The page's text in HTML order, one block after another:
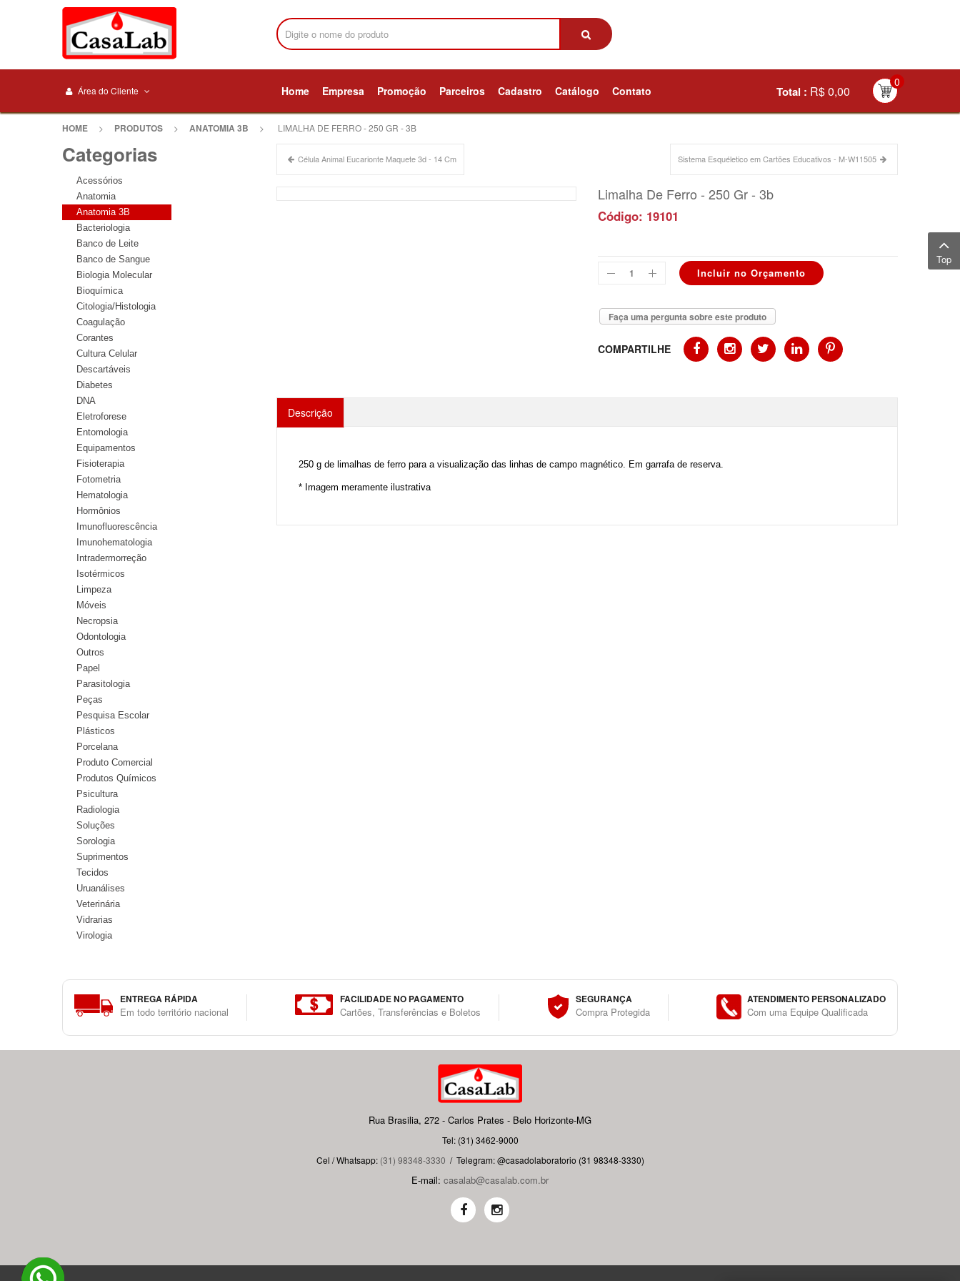
Área do Cliente Home Empresa Promoção Parceiros Cadastro Catálogo Contato
0
Total : R$ 0,00
HOME > PRODUTOS > ANATOMIA 3B > LIMALHA DE FERRO - 250 GR - 3B
Célula Animal Eucarionte Maquete 3d - 14 Cm Sistema Esquéletico em Cartões Educativos - M-W11505
Limalha De Ferro - 250 Gr - 3b
Código: 19101
Faça uma pergunta sobre este produto
COMPARTILHE
Descrição
250 g de limalhas de ferro para a visualização das linhas de campo magnético. Em garrafa de reserva.
* Imagem meramente ilustrativa
Categorias
Acessórios
Anatomia
Anatomia 3B
Bacteriologia
Banco de Leite
Banco de Sangue
Biologia Molecular
Bioquímica
Citologia/Histologia
Coagulação
Corantes
Cultura Celular
Descartáveis
Diabetes
DNA
Eletroforese
Entomologia
Equipamentos
Fisioterapia
Fotometria
Hematologia
Hormônios
Imunofluorescência
Imunohematologia
Intradermorreção
Isotérmicos
Limpeza
Móveis
Necropsia
Odontologia
Outros
Papel
Parasitologia
Peças
Pesquisa Escolar
Plásticos
Porcelana
Produto Comercial
Produtos Químicos
Psicultura
Radiologia
Soluções
Sorologia
Suprimentos
Tecidos
Uruanálises
Veterinária
Vidrarias
Virologia
ENTREGA RÁPIDA
Em todo território nacional
FACILIDADE NO PAGAMENTO
Cartões, Transferências e Boletos
SEGURANÇA
Compra Protegida
ATENDIMENTO PERSONALIZADO
Com uma Equipe Qualificada
Rua Brasilia, 272 - Carlos Prates - Belo Horizonte-MG
Tel: (31) 3462-9000
Cel / Whatsapp: (31) 98348-3330 / Telegram: @casadolaboratorio (31 98348-3330)
E-mail: casalab@casalab.com.br
Top